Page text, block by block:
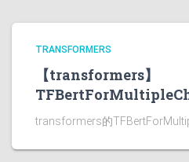
TRANSFORMERS
【transformers】
transformers的